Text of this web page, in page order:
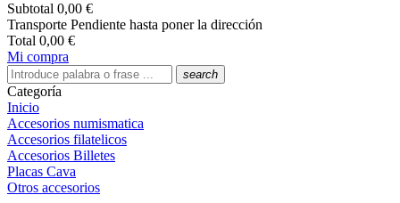
Subtotal 0,00 €
Transporte Pendiente hasta poner la dirección
Total 0,00 €
Mi compra
search
Categoría
Inicio
Accesorios numismatica
Accesorios filatelicos
Accesorios Billetes
Placas Cava
Otros accesorios